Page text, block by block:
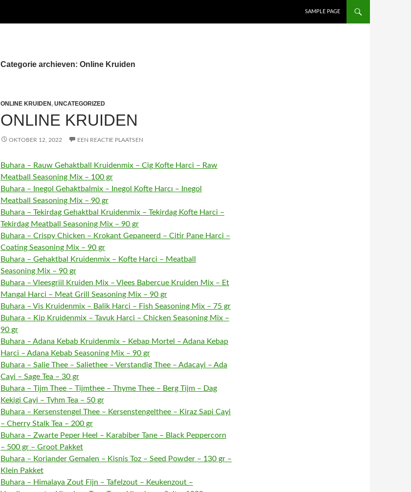
SAMPLE PAGE
Categorie archieven: Online Kruiden
ONLINE KRUIDEN , UNCATEGORIZED
ONLINE KRUIDEN
OKTOBER 12, 2022 EEN REACTIE PLAATSEN
Buhara – Rauw Gehaktball Kruidenmix – Cig Kofte Harci – Raw
Meatball Seasoning Mix – 100 gr
Buhara – Inegol Gehaktbalmix – Inegol Kofte Harcı – Inegol
Meatball Seasoning Mix – 90 gr
Buhara – Tekirdag Gehaktbal Kruidenmix – Tekirdag Kofte Harci –
Tekirdag Meatball Seasoning Mix – 90 gr
Buhara – Crispy Chicken – Krokant Gepaneerd – Citir Pane Harci –
Coating Seasoning Mix – 90 gr
Buhara – Gehaktbal Kruidenmix – Kofte Harci – Meatball
Seasoning Mix – 90 gr
Buhara – Vleesgriil Kruiden Mix – Vlees Babercue Kruiden Mix – Et
Mangal Harci – Meat Grill Seasoning Mix – 90 gr
Buhara – Vis Kruidenmix – Balik Harci – Fish Seasoning Mix – 75 gr
Buhara – Kip Kruidenmix – Tavuk Harci – Chicken Seasoning Mix –
90 gr
Buhara – Adana Kebab Kruidenmix – Kebap Mortel – Adana Kebap
Harci – Adana Kebab Seasoning Mix – 90 gr
Buhara – Salie Thee – Saliethee – Verstandig Thee – Adacayi – Ada
Cayi – Sage Tea – 30 gr
Buhara – Tijm Thee – Tijmthee – Thyme Thee – Berg Tijm – Dag
Kekigi Cayi – Tyhm Tea – 50 gr
Buhara – Kersenstengel Thee – Kersenstengelthee – Kiraz Sapi Cayi
– Cherry Stalk Tea – 200 gr
Buhara – Zwarte Peper Heel – Karabiber Tane – Black Peppercorn
– 500 gr – Groot Pakket
Buhara – Koriander Gemalen – Kisnis Toz – Seed Powder – 130 gr –
Klein Pakket
Buhara – Himalaya Zout Fijn – Tafelzout – Keukenzout –